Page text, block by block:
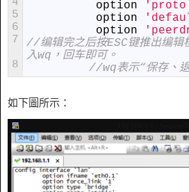
5
6
7
8
option
option
option
//编辑完之后按ESC键推出编辑
入wq，回车即可。
//wq表示“保存、
如下圖所示：